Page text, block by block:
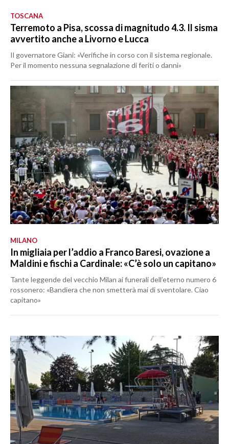
TOSCANA
Terremoto a Pisa, scossa di magnitudo 4.3. Il sisma
avvertito anche a Livorno e Lucca
Il governatore Giani: «Verifiche in corso con il sistema regionale.
Per il momento nessuna segnalazione di feriti o danni»
MILANO
In migliaia per l’addio a Franco Baresi, ovazione a
Maldini e fischi a Cardinale: «C’è solo un capitano»
Tante leggende del vecchio Milan ai funerali dell’eterno numero 6
rossonero: «Bandiera che non smetterà mai di sventolare. Ciao
capitano»